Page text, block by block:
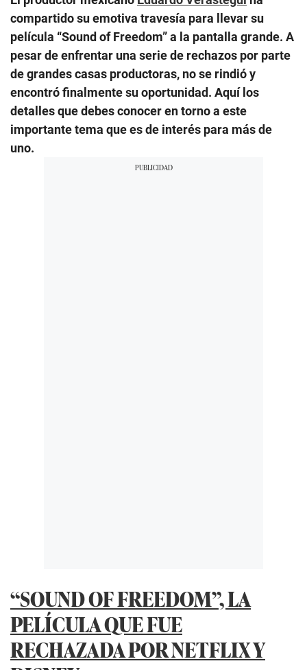
compartido su emotiva travesía para llevar su
película “Sound of Freedom” a la pantalla grande. A
pesar de enfrentar una serie de rechazos por parte
de grandes casas productoras, no se rindió y
encontró finalmente su oportunidad. Aquí los
detalles que debes conocer en torno a este
importante tema que es de interés para más de
uno.
“SOUND OF FREEDOM”, LA
PELÍCULA QUE FUE
RECHAZADA POR NETFLIX Y